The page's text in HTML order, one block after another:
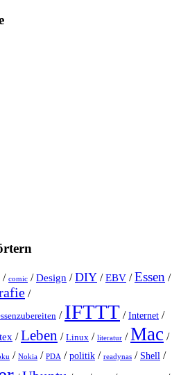
/ comic /Design /DIY /EBV /Essen /
/
/ IFTTT /Internet /
/Leben / Linux / literatur /Mac /
/ Nokia / PDA /politik / readynas / Shell /